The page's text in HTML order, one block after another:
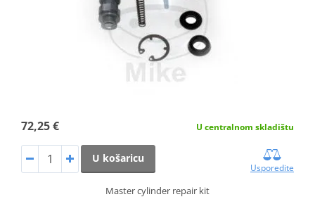
72,25 € U centralnom skladištu
U košaricu
Usporedite
Master cylinder repair kit